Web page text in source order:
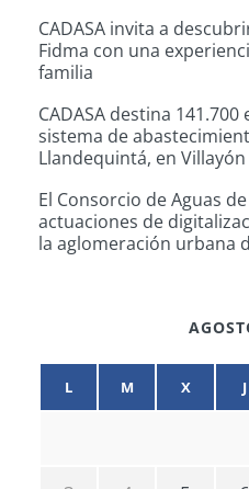
CADASA invita a
Fidma con una
familia
CADASA destina
sistema de
Llandequintá, en Villayón
El Consorcio de Aguas
actuaciones de
la aglomeración urbana
L M X J